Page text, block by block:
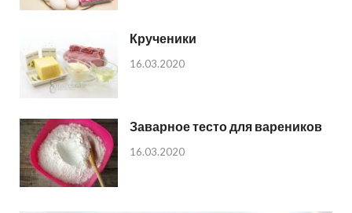
Крученики
16.03.2020
Заварное тесто для вареников
16.03.2020